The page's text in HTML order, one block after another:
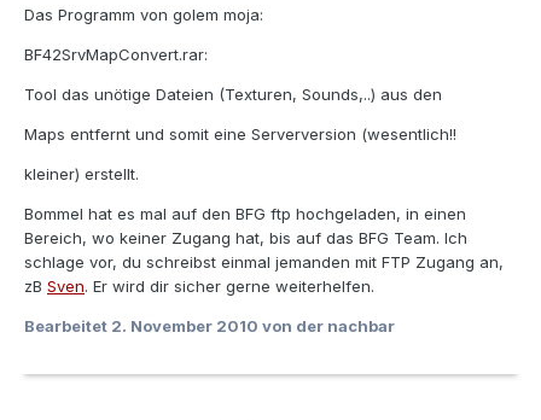
Das Programm von golem moja:
BF42SrvMapConvert.rar:
Tool das unötige Dateien (Texturen, Sounds,..) aus den
Maps entfernt und somit eine Serverversion (wesentlich!!
kleiner) erstellt.
Bommel hat es mal auf den BFG ftp hochgeladen, in einen
Bereich, wo keiner Zugang hat, bis auf das BFG Team. Ich
schlage vor, du schreibst einmal jemanden mit FTP Zugang an,
zB Sven. Er wird dir sicher gerne weiterhelfen.
Bearbeitet 2. November 2010 von der nachbar